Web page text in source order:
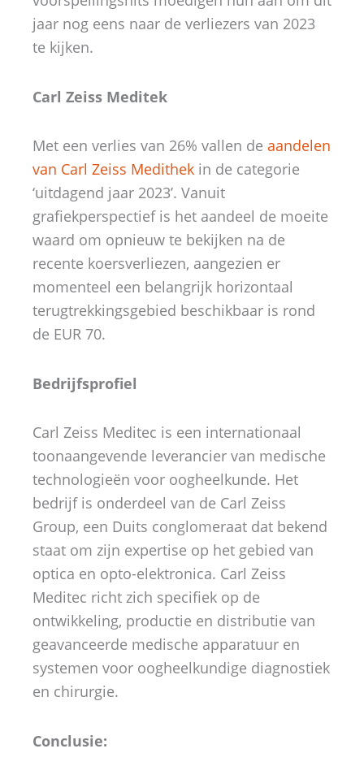
jaar nog eens naar de verliezers van 2023
te kijken.
Carl Zeiss Meditek
Met een verlies van 26% vallen de aandelen
van Carl Zeiss Medithek in de categorie
‘uitdagend jaar 2023’. Vanuit
grafiekperspectief is het aandeel de moeite
waard om opnieuw te bekijken na de
recente koersverliezen, aangezien er
momenteel een belangrijk horizontaal
terugtrekkingsgebied beschikbaar is rond
de EUR 70.
Bedrijfsprofiel
Carl Zeiss Meditec is een internationaal
toonaangevende leverancier van medische
technologieën voor oogheelkunde. Het
bedrijf is onderdeel van de Carl Zeiss
Group, een Duits conglomeraat dat bekend
staat om zijn expertise op het gebied van
optica en opto-elektronica. Carl Zeiss
Meditec richt zich specifiek op de
ontwikkeling, productie en distributie van
geavanceerde medische apparatuur en
systemen voor oogheelkundige diagnostiek
en chirurgie.
Conclusie: